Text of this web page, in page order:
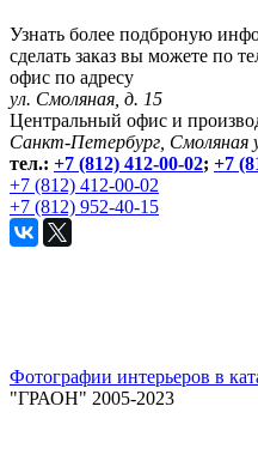
Узнать более подброную
сделать заказ вы можете по
офис по адресу
ул. Смоляная, д. 15
Центральный офис и
Санкт-Петербург, Смоляная
тел.: +7 (812) 412-00-02; +7
+7 (812) 412-00-02
+7 (812) 952-40-15
Фотографии интерьеров в
"ГРАОН" 2005-2023